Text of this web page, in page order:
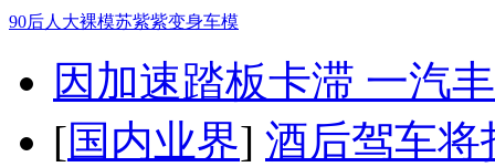
90后人大裸模苏紫紫变身车模
因加速踏板卡滞 一汽
[国内业界] 酒后驾车将